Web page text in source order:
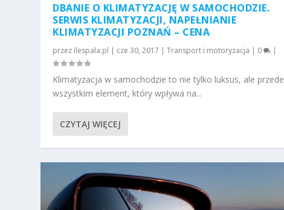
DBANIE O KLIMATYZACJĘ W SAMOCHODZIE.
SERWIS KLIMATYZACJI, NAPEŁNIANIE
KLIMATYZACJI POZNAŃ – CENA
przez ilespala.pl | cze 30, 2017 |Transport i motoryzacja | 0 |
Klimatyzacja w samochodzie to nie tylko luksus, ale przede
wszystkim element, który wpływa na...
CZYTAJ WIĘCEJ